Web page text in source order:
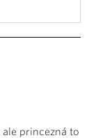
princezná to